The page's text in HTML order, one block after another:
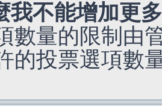
我不能增加更
數量的限制由
的投票選項數